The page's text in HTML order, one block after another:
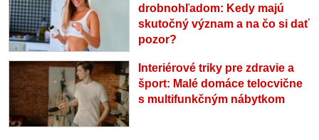
drobnohľadom: Kedy majú
skutočný význam a na čo si dať
pozor?
Interiérové triky pre zdravie a
šport: Malé domáce telocvične
s multifunkčným nábytkom